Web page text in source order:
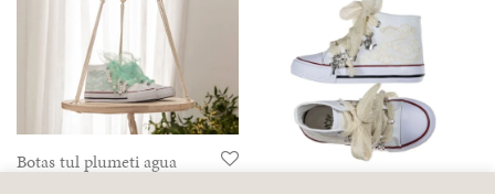
Botas tul plumeti agua